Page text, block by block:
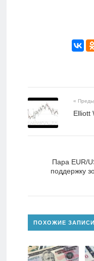
«
Elliott
Пара EUR/
поддержку
ПОХОЖИЕ ЗАПИСИ